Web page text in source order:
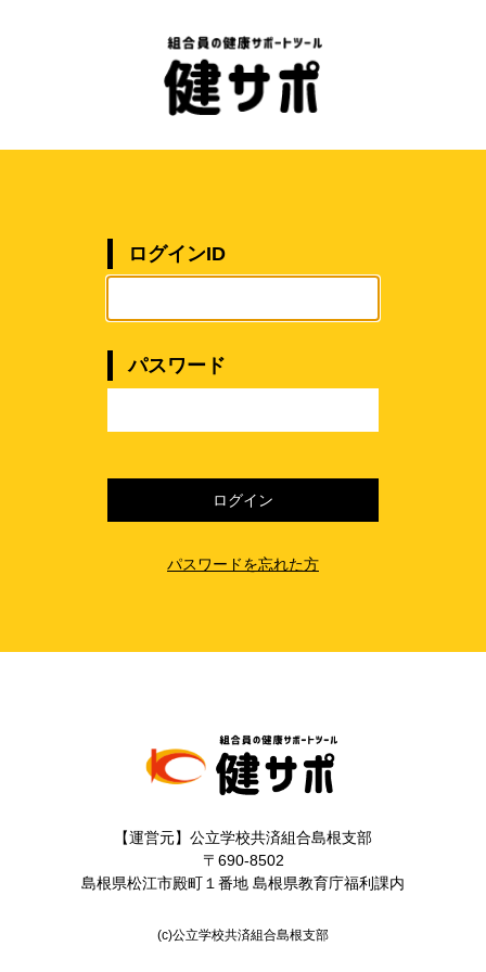
ログインID
パスワード
パスワードを忘れた方
【運営元】公立学校共済組合島根支部
〒690-8502
島根県松江市殿町１番地 島根県教育庁福利課内
(c)公立学校共済組合島根支部